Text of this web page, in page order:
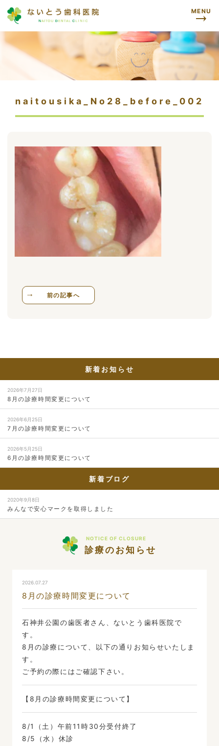
MENU
naitousika_No28_before_002
前の記事へ
新着お知らせ
2026年7月27日
8月の診療時間変更について
2026年6月25日
7月の診療時間変更について
2026年5月25日
6月の診療時間変更について
新着ブログ
2020年9月8日
みんなで安心マークを取得しました
NOTICE OF CLOSURE
診療のお知らせ
2026.07.27
8月の診療時間変更について
石神井公園の歯医者さん、ないとう歯科医院で
す。
8月の診療について、以下の通りお知らせいたしま
す。
ご予約の際にはご確認下さい。
【8月の診療時間変更について】
8/1（土）午前11時30分受付終了
8/5（水）休診